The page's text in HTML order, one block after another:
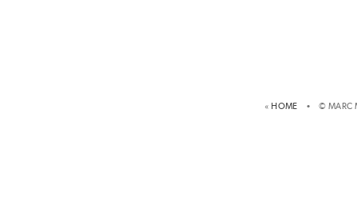
«HOME • © MARC